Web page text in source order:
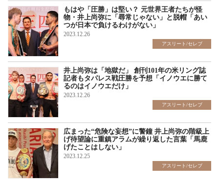
もはや「圧勝」は堅い？ 元世界王者たちが怪
物・井上尚弥に「尋常じゃない」と脱帽「あい
つが日本で負けるわけがない」
2023.12.26
アスリート/セレブ
井上尚弥は「地獄だ」 創刊101年の米リング誌
記者もタパレス戦圧勝を予想「イノウエに勝て
るのはイノウエだけ」
2023.12.26
アスリート/セレブ
広まった“危険な妄想”に警鐘 井上尚弥の階級上
げ待望論に重鎮アラムが繰り返した言葉「馬鹿
げたことはしない」
2023.12.25
アスリート/セレブ